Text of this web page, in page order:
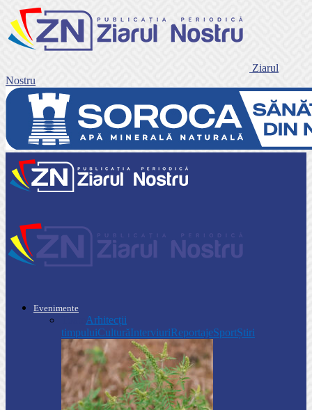
Ziarul
Nostru
Evenimente
Arhitecții
timpuluiCulturăInterviuriReportajeSportȘtiri